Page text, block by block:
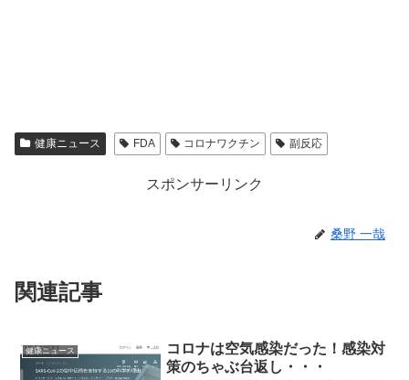
健康ニュース FDA コロナワクチン 副反応
スポンサーリンク
桑野 一哉
関連記事
健康ニュース
コロナは空気感染だった！感染対
策のちゃぶ台返し・・・